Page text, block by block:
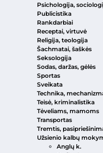
Psichologija,
Publicistika
Rankdarbiai
Receptai, virtuvė
Religija, teologija
Šachmatai, šaškės
Seksologija
Sodas, daržas, gėlės
Sportas
Sveikata
Technika,
Teisė, kriminalistika
Tėveliams, mamoms
Transportas
Tremtis,
Užsienio kalbų
Anglų k.